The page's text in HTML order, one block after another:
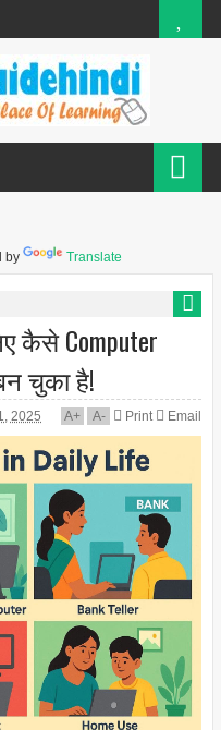
by Translate
कैसे Computer
चुका है!
2025 A+ A- Print Email